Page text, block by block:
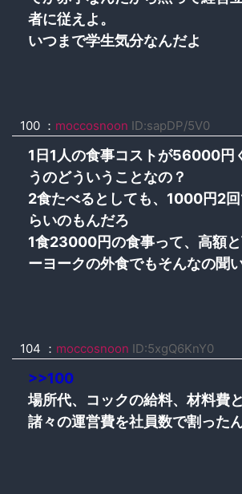
者に従えよ。
いつまで学生気分なんだよ
100 ： moccosnoon ID:sapDP/5V0
1日1人の食事コストが56000円
うのどういうことなの？
2食たべるとしても、1000円2
らいのもんだろ
1食23000円の食事って、高額
ーヨークの外食でもそんなの聞
104 ： moccosnoon ID:5xgQ6KnY0
>>100
場所代、コックの給料、材料費
諸々の運営費を社員数で割った